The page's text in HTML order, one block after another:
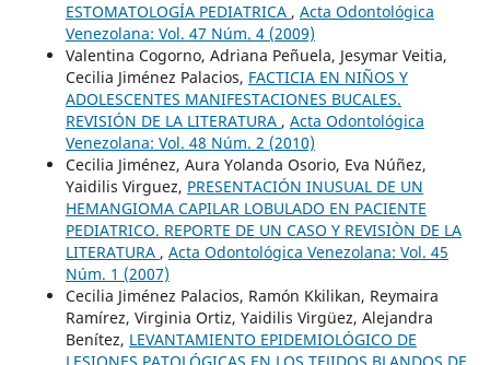
ESTOMATOLOGÍA PEDIATRICA , Acta Odontológica
Venezolana: Vol. 47 Núm. 4 (2009)
Valentina Cogorno, Adriana Peñuela, Jesymar Veitia,
Cecilia Jiménez Palacios, FACTICIA EN NIÑOS Y
ADOLESCENTES MANIFESTACIONES BUCALES.
REVISIÓN DE LA LITERATURA , Acta Odontológica
Venezolana: Vol. 48 Núm. 2 (2010)
Cecilia Jiménez, Aura Yolanda Osorio, Eva Núñez,
Yaidilis Virguez, PRESENTACIÓN INUSUAL DE UN
HEMANGIOMA CAPILAR LOBULADO EN PACIENTE
PEDIATRICO. REPORTE DE UN CASO Y REVISIÒN DE LA
LITERATURA , Acta Odontológica Venezolana: Vol. 45
Núm. 1 (2007)
Cecilia Jiménez Palacios, Ramón Kkilikan, Reymaira
Ramírez, Virginia Ortiz, Yaidilis Virgüez, Alejandra
Benítez, LEVANTAMIENTO EPIDEMIOLÓGICO DE
LESIONES PATOLÓGICAS EN LOS TEJIDOS BLANDOS DE